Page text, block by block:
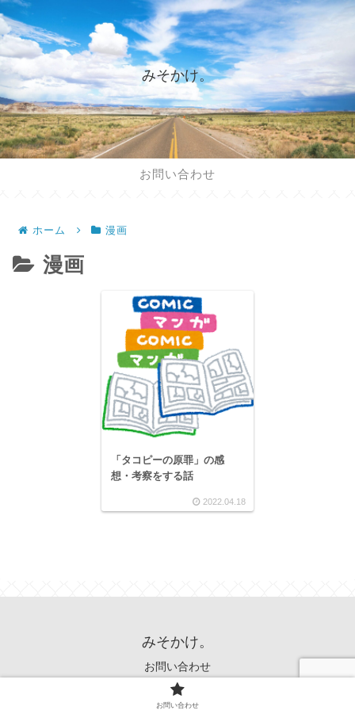
みそかけ。
お問い合わせ
ホーム 漫画
漫画
「タコピーの原罪」の感
想・考察をする話
2022.04.18
みそかけ。
お問い合わせ
© 2022 みそかけ。.
お問い合わせ